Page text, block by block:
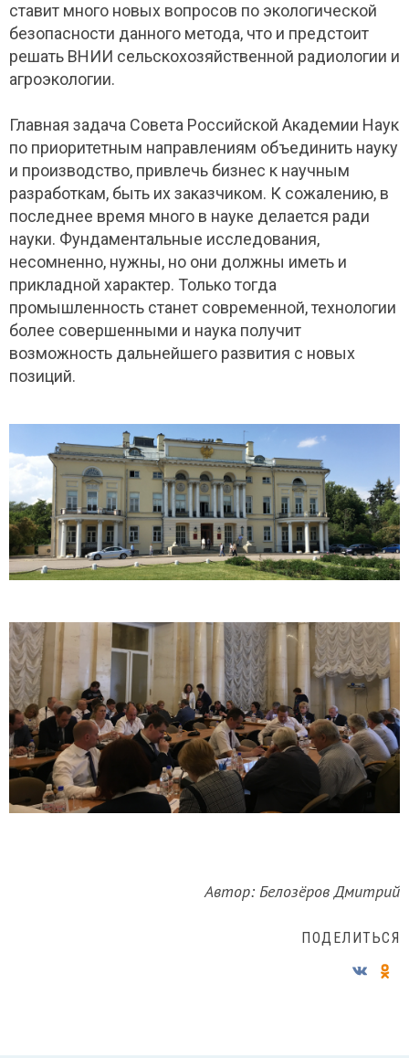
ставит много новых вопросов по экологической
безопасности данного метода, что и предстоит
решать ВНИИ сельскохозяйственной радиологии и
агроэкологии.
Главная задача Совета Российской Академии Наук
по приоритетным направлениям объединить науку
и производство, привлечь бизнес к научным
разработкам, быть их заказчиком. К сожалению, в
последнее время много в науке делается ради
науки. Фундаментальные исследования,
несомненно, нужны, но они должны иметь и
прикладной характер. Только тогда
промышленность станет современной, технологии
более совершенными и наука получит
возможность дальнейшего развития с новых
позиций.
Автор: Белозёров Дмитрий
ПОДЕЛИТЬСЯ